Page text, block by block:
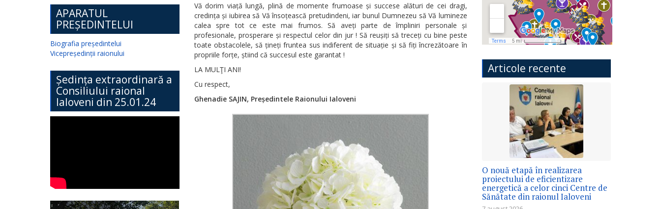
APARATUL
PREȘEDINTELUI
Biografia președintelui
Vicepreședinții raionului
Ședința extraordinară a
Consiliului raional
Ialoveni din 25.01.24
Vă dorim viață lungă, plină de momente frumoase și succese alături de cei dragi,
credința și iubirea să Vă însoțească pretudindeni, iar bunul Dumnezeu să Vă lumineze
calea spre tot ce este mai frumos. Să aveți parte de împliniri personale și
profesionale, prosperare și respectul celor din jur ! Să reușiți să treceți cu bine peste
toate obstacolele, să țineți fruntea sus indiferent de situație și să fiți încrezătoare în
propriile forțe, știind că succesul este garantat !
LA MULŢI ANI!
Cu respect,
Ghenadie SAJIN, Președintele Raionului Ialoveni
Articole recente
O nouă etapă în realizarea
proiectului de eficientizare
energetică a celor cinci Centre de
Sănătate din raionul Ialoveni